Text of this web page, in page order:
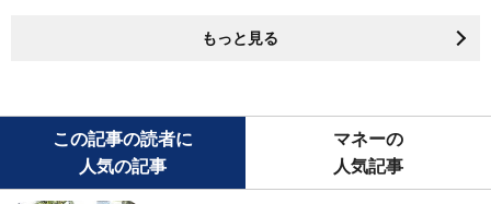
もっと見る
この記事の読者に
人気の記事
マネーの
人気記事